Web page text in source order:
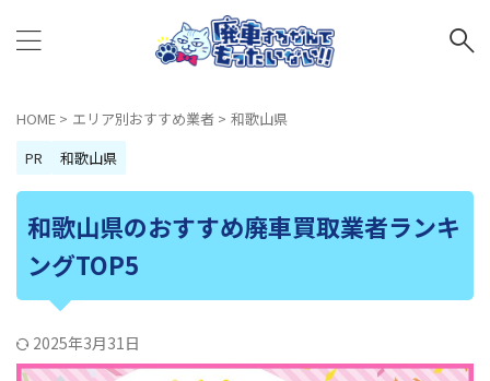
HOME > エリア別おすすめ業者 > 和歌山県
PR
和歌山県
和歌山県のおすすめ廃車買取業者ランキ
ングTOP5
2025年3月31日